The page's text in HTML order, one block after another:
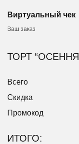
Виртуальный чек
Ваш заказ
ТОРТ
Всего
Скидка
Промокод
ИТОГО: